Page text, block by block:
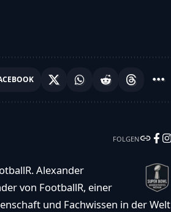
FOLGEN
Alexander
von FootballR, einer
und Fachwissen in der Welt